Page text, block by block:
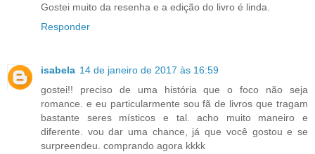
Gostei muito da resenha e a edição do livro é linda.
Responder
isabela 14 de janeiro de 2017 às 16:59
gostei!! preciso de uma história que o foco não seja
romance. e eu particularmente sou fã de livros que tragam
bastante seres místicos e tal. acho muito maneiro e
diferente. vou dar uma chance, já que você gostou e se
surpreendeu. comprando agora kkkk